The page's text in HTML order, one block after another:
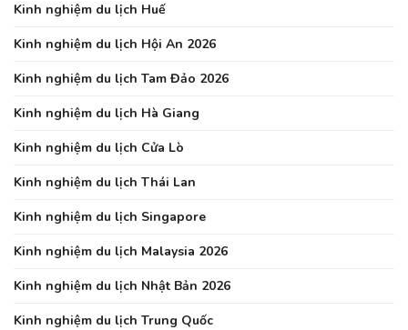
Kinh nghiệm du lịch Huế
Kinh nghiệm du lịch Hội An 2026
Kinh nghiệm du lịch Tam Đảo 2026
Kinh nghiệm du lịch Hà Giang
Kinh nghiệm du lịch Cửa Lò
Kinh nghiệm du lịch Thái Lan
Kinh nghiệm du lịch Singapore
Kinh nghiệm du lịch Malaysia 2026
Kinh nghiệm du lịch Nhật Bản 2026
Kinh nghiệm du lịch Trung Quốc